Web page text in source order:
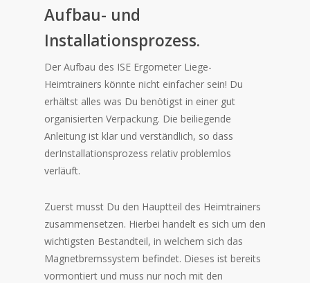
Aufbau- und
Installationsprozess.
Der Aufbau des ISE Ergometer Liege-
Heimtrainers könnte nicht einfacher sein! Du
erhältst alles was Du benötigst in einer gut
organisierten Verpackung. Die beiliegende
Anleitung ist klar und verständlich, so dass
derInstallationsprozess relativ problemlos
verläuft.
Zuerst musst Du den Hauptteil des Heimtrainers
zusammensetzen. Hierbei handelt es sich um den
wichtigsten Bestandteil, in welchem sich das
Magnetbremssystem befindet. Dieses ist bereits
vormontiert und muss nur noch mit den